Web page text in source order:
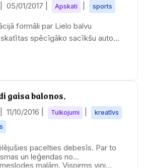
05/01/2017 Apskati sports
formāli par Lielo balvu
spēcīgāko sacīkšu auto
gaisa balonos.
11/10/2016 Tulkojumi
kreatīvs
pacelties debesīs. Par to
un leģendas no
malām. Vispirms viņi…